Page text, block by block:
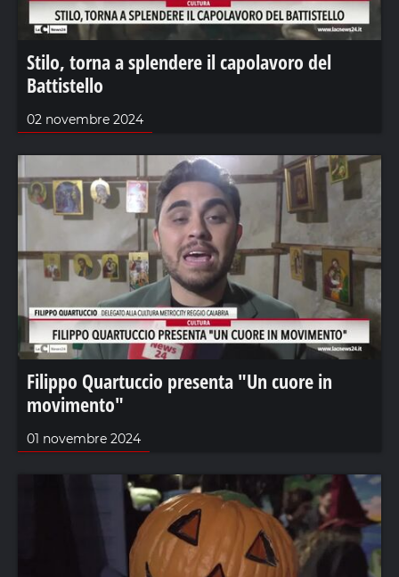
Stilo, torna a splendere il capolavoro del
Battistello
02 novembre 2024
Filippo Quartuccio presenta "Un cuore in
movimento"
01 novembre 2024